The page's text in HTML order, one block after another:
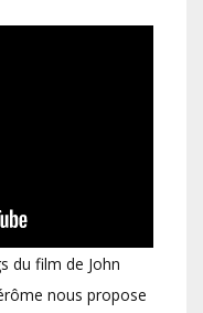
du film de John
nous propose